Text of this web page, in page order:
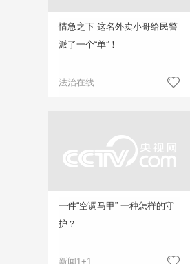
情急之下 这名外卖小哥给民警
派了一个“单”！
法治在线
一件“空调马甲” 一种怎样的守
护？
新闻1+1